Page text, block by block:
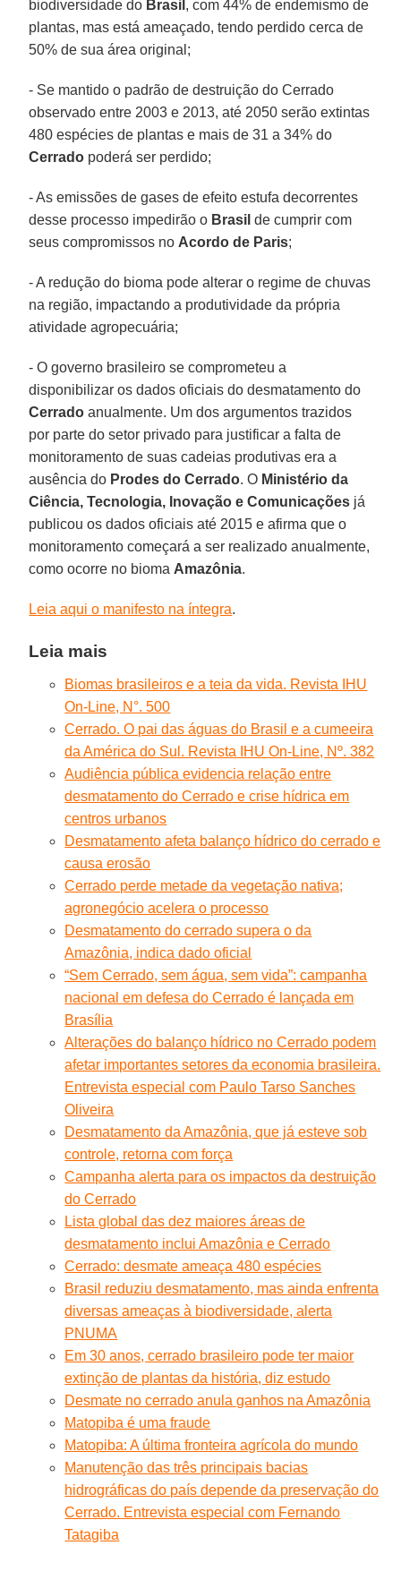
biodiversidade do Brasil , com 44% de endemismo de
plantas, mas está ameaçado, tendo perdido cerca de
50% de sua área original;
- Se mantido o padrão de destruição do Cerrado
observado entre 2003 e 2013, até 2050 serão extintas
480 espécies de plantas e mais de 31 a 34% do
Cerrado poderá ser perdido;
- As emissões de gases de efeito estufa decorrentes
desse processo impedirão o Brasil de cumprir com
seus compromissos no Acordo de Paris;
- A redução do bioma pode alterar o regime de chuvas
na região, impactando a produtividade da própria
atividade agropecuária;
- O governo brasileiro se comprometeu a
disponibilizar os dados oficiais do desmatamento do
Cerrado anualmente. Um dos argumentos trazidos
por parte do setor privado para justificar a falta de
monitoramento de suas cadeias produtivas era a
ausência do Prodes do Cerrado. O Ministério da
Ciência, Tecnologia, Inovação e Comunicações já
publicou os dados oficiais até 2015 e afirma que o
monitoramento começará a ser realizado anualmente,
como ocorre no bioma Amazônia.
Leia aqui o manifesto na íntegra.
Leia mais
Biomas brasileiros e a teia da vida. Revista IHU
On-Line, N°. 500
Cerrado. O pai das águas do Brasil e a cumeeira
da América do Sul. Revista IHU On-Line, Nº. 382
Audiência pública evidencia relação entre
desmatamento do Cerrado e crise hídrica em
centros urbanos
Desmatamento afeta balanço hídrico do cerrado e
causa erosão
Cerrado perde metade da vegetação nativa;
agronegócio acelera o processo
Desmatamento do cerrado supera o da
Amazônia, indica dado oficial
“Sem Cerrado, sem água, sem vida”: campanha
nacional em defesa do Cerrado é lançada em
Brasília
Alterações do balanço hídrico no Cerrado podem
afetar importantes setores da economia brasileira.
Entrevista especial com Paulo Tarso Sanches
Oliveira
Desmatamento da Amazônia, que já esteve sob
controle, retorna com força
Campanha alerta para os impactos da destruição
do Cerrado
Lista global das dez maiores áreas de
desmatamento inclui Amazônia e Cerrado
Cerrado: desmate ameaça 480 espécies
Brasil reduziu desmatamento, mas ainda enfrenta
diversas ameaças à biodiversidade, alerta
PNUMA
Em 30 anos, cerrado brasileiro pode ter maior
extinção de plantas da história, diz estudo
Desmate no cerrado anula ganhos na Amazônia
Matopiba é uma fraude
Matopiba: A última fronteira agrícola do mundo
Manutenção das três principais bacias
hidrográficas do país depende da preservação do
Cerrado. Entrevista especial com Fernando
Tatagiba